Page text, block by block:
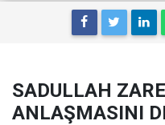
SADULLAH
ANLAŞMASINI